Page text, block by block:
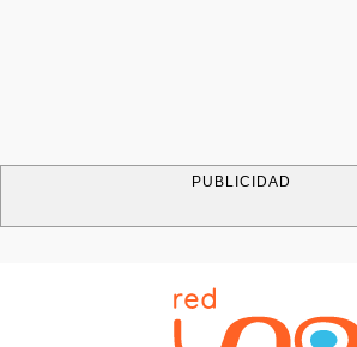
PUBLICIDAD